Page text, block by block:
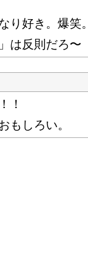
り好き。爆笑
は反則だろ〜
！
もしろい。